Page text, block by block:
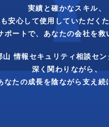
実績と確かなスキル、
安心して使用 して いただく
ポートで、 あなたの会社を救
山 情報セキュリティ相談セン
深く関わりながら、
なたの成長を陰ながら支え 続